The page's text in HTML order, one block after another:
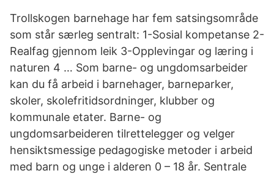
Trollskogen barnehage har fem satsingsområde
som står særleg sentralt: 1-Sosial kompetanse 2-
Realfag gjennom leik 3-Opplevingar og læring i
naturen 4 … Som barne- og ungdomsarbeider
kan du få arbeid i barnehager, barneparker,
skoler, skolefritidsordninger, klubber og
kommunale etater. Barne- og
ungdomsarbeideren tilrettelegger og velger
hensiktsmessige pedagogiske metoder i arbeid
med barn og unge i alderen 0 – 18 år. Sentrale